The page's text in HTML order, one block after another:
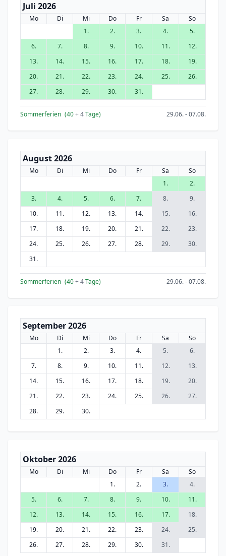
Juli 2026
Mo Di Mi Do Fr Sa
So
1.
2. 3. 4.
5.
6.
7. 8. 9. 10. 11.
12.
13.
14. 15. 16. 17. 18.
19.
20.
21. 22. 23. 24. 25.
26.
27.
28. 29. 30. 31.
Sommerferien (40+ 4Tage) 29.06. - 07.08.
August 2026
Mo Di Mi Do Fr Sa
So
1.
2.
3.
4. 5. 6. 7. 8.
9.
10.
11. 12. 13. 14. 15.
16.
17.
18. 19. 20. 21. 22.
23.
24.
25. 26. 27. 28. 29.
30.
31.
Sommerferien (40+ 4Tage) 29.06. - 07.08.
September 2026
Mo Di Mi Do Fr Sa
So
1.
2. 3. 4. 5.
6.
7.
8. 9. 10. 11. 12.
13.
14.
15. 16. 17. 18. 19.
20.
21.
22. 23. 24. 25. 26.
27.
28.
29. 30.
Oktober 2026
Mo Di Mi Do Fr Sa
So
1.
2. 3.
4.
5.
6. 7. 8. 9. 10.
11.
12.
13. 14. 15. 16. 17.
18.
19.
20. 21. 22. 23. 24.
25.
26.
27. 28. 29. 30. 31.